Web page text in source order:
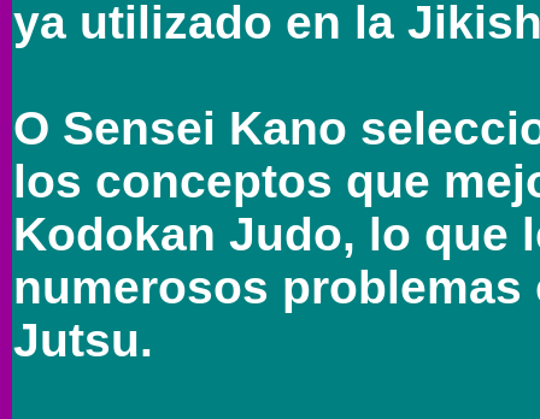
ya utilizado en la
O Sensei Kano
los conceptos que
Kodokan Judo, lo que
numerosos
Jutsu.